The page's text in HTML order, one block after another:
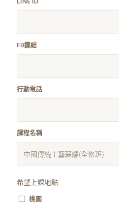
FB連結
行動電話
課程名稱
希望上課地點
桃園